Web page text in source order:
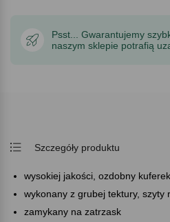
Psst... Gwarantujemy
naszym sklepie potrafią
Szczegóły produktu
wysokiej jakości, ozdobny
wykonany z grubej tektury, szyty
zamykany na zatrzask